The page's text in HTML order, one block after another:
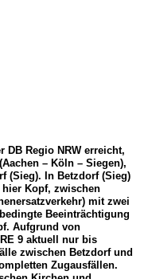
DB Regio NRW erreicht,
– Köln – Siegen),
(Sieg). In Betzdorf (Sieg)
Kopf, zwischen
mit zwei
Beeinträchtigung
Aufgrund von
9 aktuell nur bis
zwischen Betzdorf und
Zugausfällen.